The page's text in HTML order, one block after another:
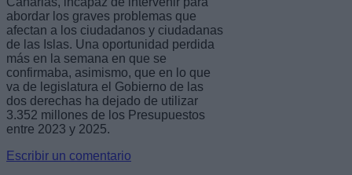
abordar los graves problemas que
afectan a los ciudadanos y ciudadanas
de las Islas. Una oportunidad perdida
más en la semana en que se
confirmaba, asimismo, que en lo que
va de legislatura el Gobierno de las
dos derechas ha dejado de utilizar
3.352 millones de los Presupuestos
entre 2023 y 2025.
Escribir un comentario